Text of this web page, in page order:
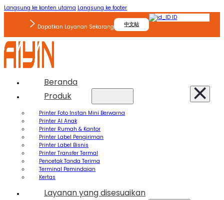
Langsung ke konten utama Langsung ke footer
Dapatkan Layanan Sekarang 中文站
ID
Beranda
Produk
Printer Foto Instan Mini Berwarna
Printer AI Anak
Printer Rumah & Kantor
Printer Label Pengiriman
Printer Label Bisnis
Printer Transfer Termal
Pencetak Tanda Terima
Terminal Pemindaian
Kertas
Layanan yang disesuaikan